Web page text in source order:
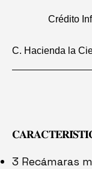
Crédito
3 Recámaras